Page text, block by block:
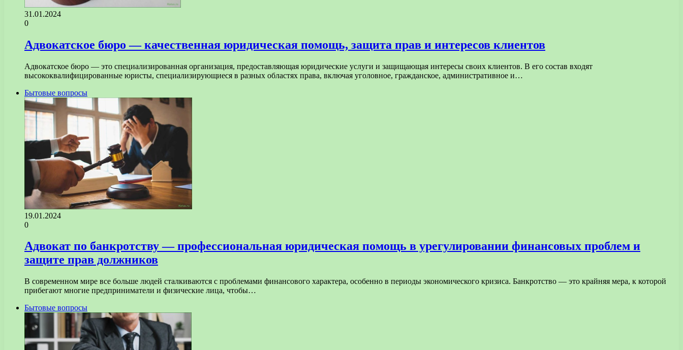
31.01.2024
0
Адвокатское бюро — качественная юридическая помощь, защита прав и интересов клиентов
Адвокатское бюро — это специализированная организация, предоставляющая юридические услуги и защищающая интересы своих клиентов. В его состав входят
высококвалифицированные юристы, специализирующиеся в разных областях права, включая уголовное, гражданское, административное и…
Бытовые вопросы
19.01.2024
0
Адвокат по банкротству — профессиональная юридическая помощь в урегулировании финансовых проблем и
защите прав должников
В современном мире все больше людей сталкиваются с проблемами финансового характера, особенно в периоды экономического кризиса. Банкротство — это крайняя мера, к которой
прибегают многие предприниматели и физические лица, чтобы…
Бытовые вопросы